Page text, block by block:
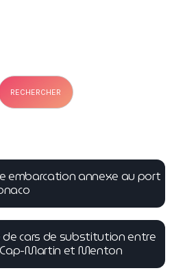
RECHERCHER
embarcation annexe au port
de cars de substitution entre
Martin et Menton